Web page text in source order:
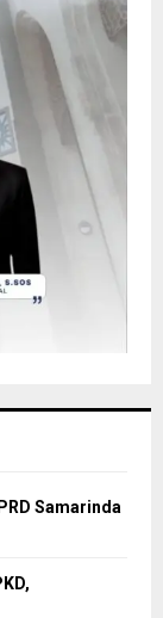
Samarinda